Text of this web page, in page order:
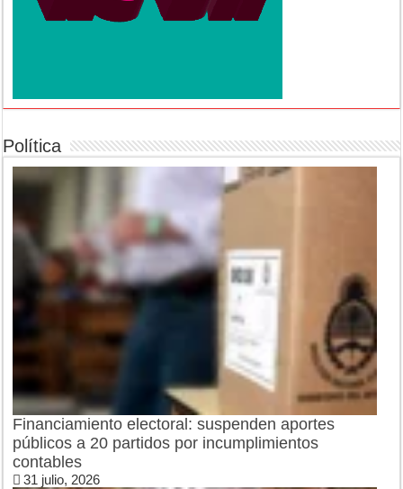
Política
Financiamiento electoral: suspenden aportes
públicos a 20 partidos por incumplimientos
contables
31 julio, 2026